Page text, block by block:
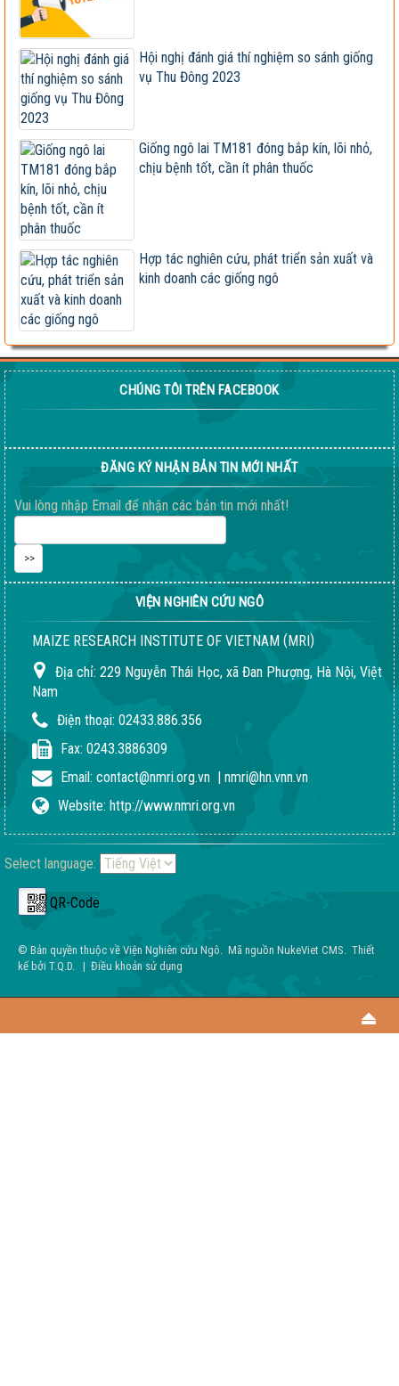
Giúp nông dân sản xuất ngô sinh khối theo tư duy
thị trường
Thông báo tuyển dụng 2022
Sầm Sơn 20026 – Món quà tinh thần ý nghĩa !
Hội nghị đánh giá thí nghiệm so sánh giống
vụ Thu Đông 2023
Giống ngô lai TM181 đóng bắp kín, lõi nhỏ,
chịu bệnh tốt, cần ít phân thuốc
Hợp tác nghiên cứu, phát triển sản xuất và
kinh doanh các giống ngô
CHÚNG TÔI TRÊN FACEBOOK
ĐĂNG KÝ NHẬN BẢN TIN MỚI NHẤT
Vui lòng nhập Email để nhận các bản tin mới nhất!
VIỆN NGHIÊN CỨU NGÔ
MAIZE RESEARCH INSTITUTE OF VIETNAM (MRI)
Địa chỉ: 229 Nguyễn Thái Học, xã Đan Phượng, Hà Nội, Việt
Nam
Điện thoại: 02433.886.356
Fax: 0243.3886309
Email: contact@nmri.org.vn | nmri@hn.vnn.vn
Website: http://www.nmri.org.vn
Select language:
QR-Code
© Bản quyền thuộc về Viện Nghiên cứu Ngô. Mã nguồn NukeViet CMS. Thiết
kế bởi T.Q.D. | Điều khoản sử dụng